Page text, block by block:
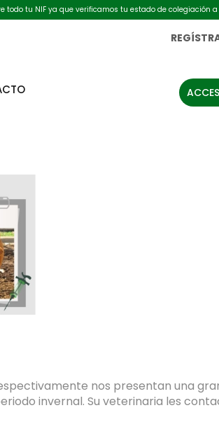
tu NIF ya que verificamos tu estado de colegiación
nos presentan una
invernal. Su veterinaria les